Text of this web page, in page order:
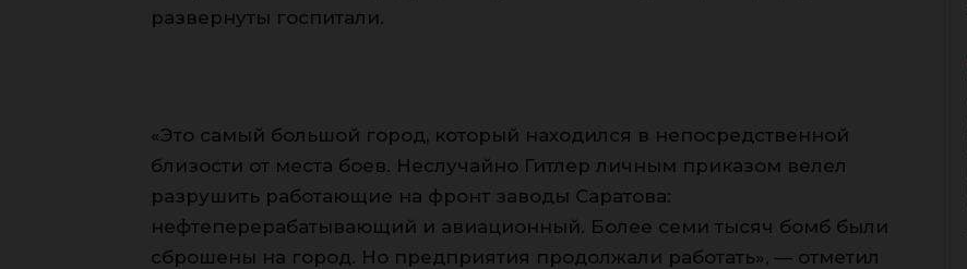
развернуты госпитали.
«Это самый большой город, который находился в непосредственной
близости от места боев. Неслучайно Гитлер личным приказом велел
разрушить работающие на фронт заводы Саратова:
нефтеперерабатывающий и авиационный. Более семи тысяч бомб были
сброшены на город. Но предприятия продолжали работать», — отметил